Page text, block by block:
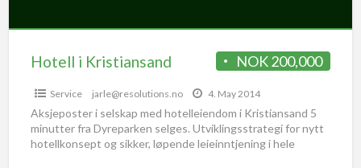
NOK 200,000
Hotell i Kristiansand
Service jarle@resolutions.no 4. May 2014
Aksjeposter i selskap med hotelleiendom i Kristiansand 5
minutter fra Dyreparken selges. Utviklingsstrategi for nytt
hotellkonsept og sikker, løpende leieinntjening i hele